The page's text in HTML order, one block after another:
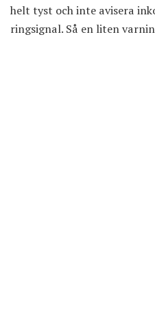
helt tyst och inte avisera
ringsignal. Så en liten